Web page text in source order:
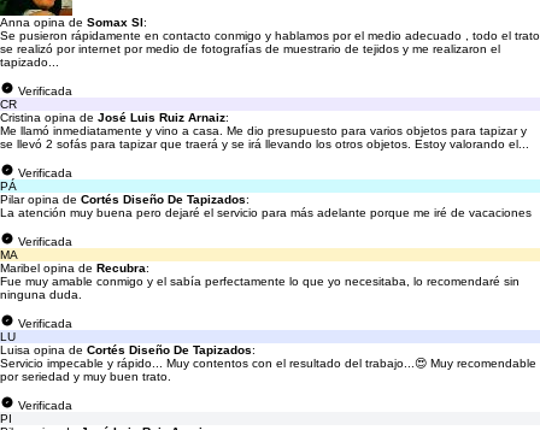
Anna opina de Somax Sl:
Se pusieron rápidamente en contacto conmigo y hablamos por el medio adecuado , todo el trato
se realizó por internet por medio de fotografías de muestrario de tejidos y me realizaron el
tapizado...
Verificada
CR
Cristina opina de José Luis Ruiz Arnaiz:
Me llamó inmediatamente y vino a casa. Me dio presupuesto para varios objetos para tapizar y
se llevó 2 sofás para tapizar que traerá y se irá llevando los otros objetos. Estoy valorando el...
Verificada
PÁ
Pilar opina de Cortés Diseño De Tapizados:
La atención muy buena pero dejaré el servicio para más adelante porque me iré de vacaciones
Verificada
MA
Maribel opina de Recubra:
Fue muy amable conmigo y el sabía perfectamente lo que yo necesitaba, lo recomendaré sin
ninguna duda.
Verificada
LU
Luisa opina de Cortés Diseño De Tapizados:
Servicio impecable y rápido... Muy contentos con el resultado del trabajo...😍 Muy recomendable
por seriedad y muy buen trato.
Verificada
PI